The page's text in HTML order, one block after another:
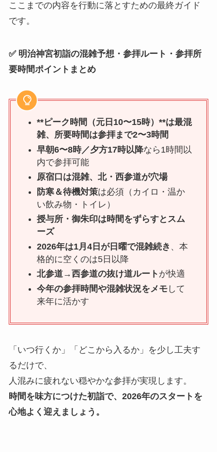
ここまでの内容を行動に落とすための最終ガイド
です。
✅ 明治神宮初詣の混雑予想・参拝ルート・参拝所
要時間ポイントまとめ
**ピーク時間（元日10〜15時）**は最混
雑、所要時間は参拝まで2〜3時間
早朝6〜8時／夕方17時以降なら1時間以
内で参拝可能
原宿口は混雑、北・西参道が穴場
防寒＆待機対策は必須（カイロ・温か
い飲み物・トイレ）
授与所・御朱印は時間をずらすとスム
ーズ
2026年は1月4日が日曜で混雑続き 、本
格的に空くのは5日以降
北参道→西参道の抜け道ルート が快適
今年の参拝時間や混雑状況をメモして
来年に活かす
「いつ行くか」「どこから入るか」を少し工夫す
るだけで、
人混みに疲れない穏やかな参拝が実現します。
時間を味方につけた初詣で、2026年のスタートを
心地よく迎えましょう。